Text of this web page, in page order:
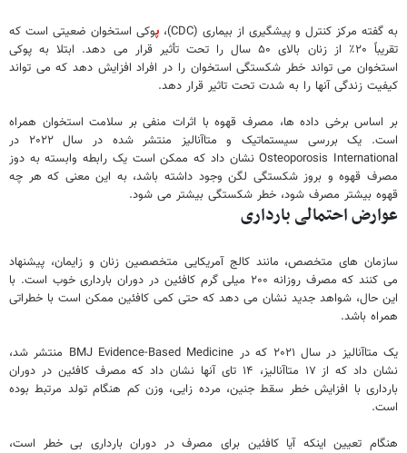
به گفته مرکز کنترل و پیشگیری از بیماری (CDC)، پوکی استخوان ضعیتی است که
تقریباً ۲۰٪ از زنان بالای ۵۰ سال را تحت تأثیر قرار می دهد. ابتلا به پوکی
استخوان می تواند خطر شکستگی استخوان را در افراد افزایش دهد که می تواند
کیفیت زندگی آنها را به شدت تحت تاثیر قرار دهد.
بر اساس برخی داده ها، مصرف قهوه با اثرات منفی بر سلامت استخوان همراه
است. یک بررسی سیستماتیک و متاآنالیز منتشر شده در سال ۲۰۲۲ در
Osteoporosis International نشان داد که ممکن است یک رابطه وابسته به دوز
مصرف قهوه و بروز شکستگی لگن وجود داشته باشد، به این معنی که هر چه
قهوه بیشتر مصرف شود، خطر شکستگی بیشتر می شود.
عوارض احتمالی بارداری
سازمان های متخصص، مانند کالج آمریکایی متخصصین زنان و زایمان، پیشنهاد
می کنند که مصرف روزانه ۲۰۰ میلی گرم کافئین در دوران بارداری خوب است. با
این حال، شواهد جدید نشان می دهد که حتی کمی کافئین ممکن است با خطراتی
همراه باشد.
یک متاآنالیز در سال ۲۰۲۱ که در BMJ Evidence-Based Medicine منتشر شد،
نشان داد که از ۱۷ متاآنالیز، ۱۴ تای آنها نشان داد که مصرف کافئین در دوران
بارداری با افزایش خطر سقط جنین، مرده زایی، وزن کم هنگام تولد مرتبط بوده
است.
هنگام تعیین اینکه آیا کافئین برای مصرف در دوران بارداری بی خطر است،